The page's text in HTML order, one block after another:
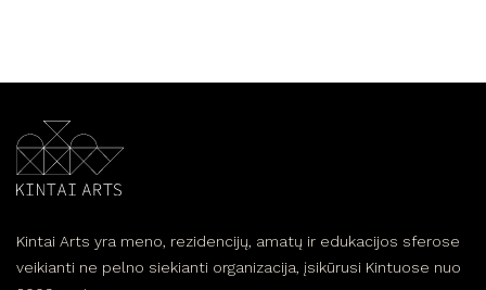
Kintai Arts yra meno, rezidencijų, amatų ir edukacijos sferose
veikianti ne pelno siekianti organizacija, įsikūrusi Kintuose nuo